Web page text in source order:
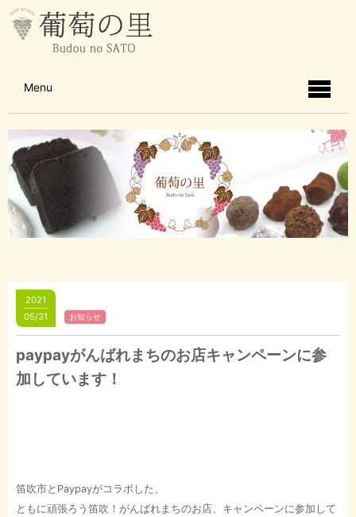
Menu
2021
05/31
お知らせ
paypayがんばれまちのお店キャンペーンに参
加しています！
笛吹市とPaypayがコラボした、
ともに頑張ろう笛吹！がんばれまちのお店、キャンペーンに参加して